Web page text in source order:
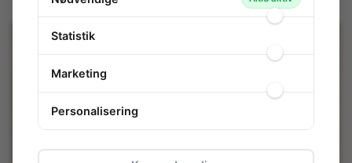
Statistik
Marketing
Personalisering